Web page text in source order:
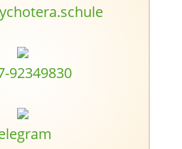
92349830